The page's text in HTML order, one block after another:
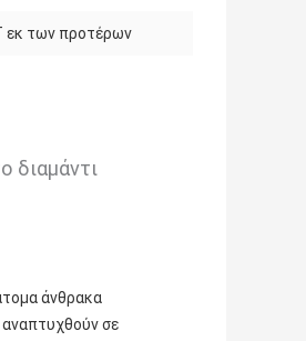
εκ των προτέρων
διαμάντι
άνθρακα
αναπτυχθούν σε